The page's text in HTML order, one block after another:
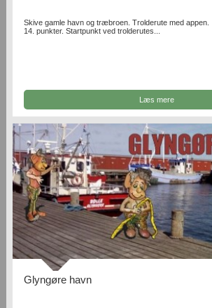
Skive gamle havn og træbroen. Trolderute med
14. punkter. Startpunkt ved trolderutes...
Læs mere
Glyngøre havn